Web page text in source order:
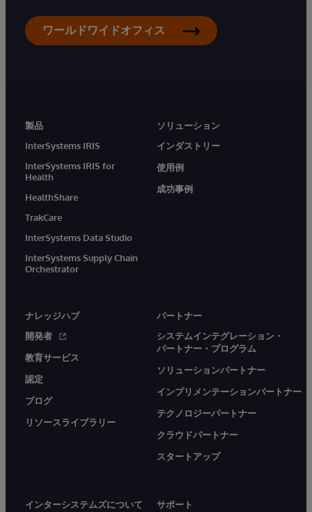
ワールドワイドオフィス
製品
InterSystems IRIS
InterSystems IRIS for
Health
HealthShare
TrakCare
InterSystems Data Studio
InterSystems Supply Chain
Orchestrator
ソリューション
インダストリー
使用例
成功事例
ナレッジハブ
開発者
教育サービス
認定
ブログ
リソースライブラリー
パートナー
システムインテグレーション・
パートナー・プログラム
ソリューションパートナー
インプリメンテーションパートナー
テクノロジーパートナー
クラウドパートナー
スタートアップ
インターシステムズについて サポート